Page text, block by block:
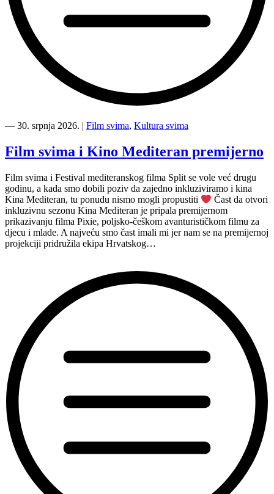
svima
inkluzivna
Film
x
Kino
Mediteran
projekcija
u
Ljetnom
kinu
― 30. srpnja 2026. | Film svima, Kultura svima
Film svima i Kino Mediteran premijerno
Film svima i Festival mediteranskog filma Split se vole već drugu
godinu, a kada smo dobili poziv da zajedno inkluziviramo i kina
Kina Mediteran, tu ponudu nismo mogli propustiti
Čast da otvori
inkluzivnu sezonu Kina Mediteran je pripala premijernom
prikazivanju filma Pixie, poljsko-češkom avanturističkom filmu za
djecu i mlade. A najveću smo čast imali mi jer nam se na premijernoj
projekciji pridružila ekipa Hrvatskog…